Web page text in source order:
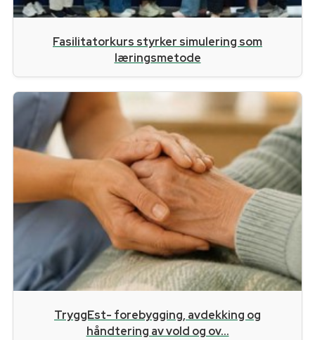
Fasilitatorkurs styrker simulering som
læringsmetode
TryggEst- forebygging, avdekking og
håndtering av vold og ov...